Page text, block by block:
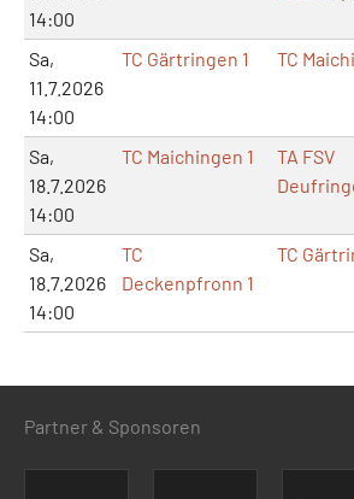
14:00
Sa,
11.7.2026
14:00
TC Gärtringen 1 TC
Sa,
18.7.2026
14:00
TC Maichingen 1
TA FSV
Sa,
18.7.2026
14:00
TC
Deckenpfronn 1
TC
Partner & Sponsoren